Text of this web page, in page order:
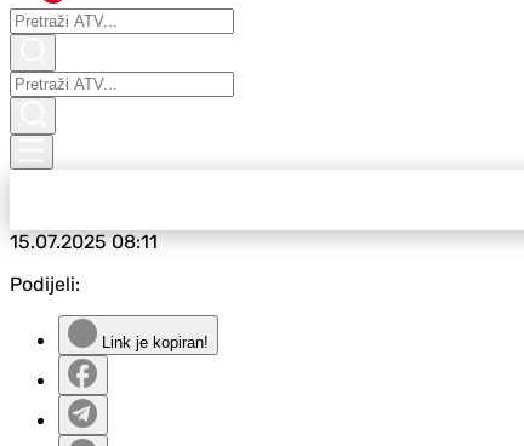
15.07.202508:11
Podijeli:
Link je kopiran!